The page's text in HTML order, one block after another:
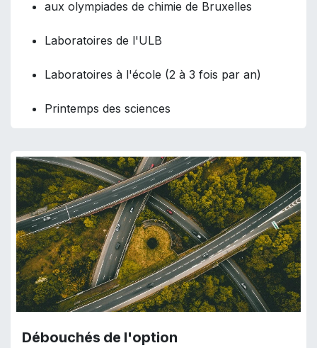
aux olympiades de chimie de Bruxelles
Laboratoires de l'ULB
Laboratoires à l'école (2 à 3 fois par an)
Printemps des sciences
Débouchés de l'option